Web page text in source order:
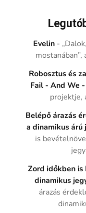
Evelin -
Robosztus és
Fail - And We
projektje,
Belépő árazás
a dinamikus árú
is
Zord időkben is
dinamikus
árazás